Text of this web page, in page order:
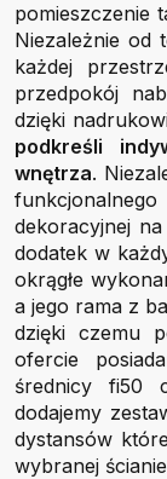
pomieszczenie
Niezależnie od
każdej
przedpokój
dzięki
podkreśli
wnętrza.
dekoracyjnej
dodatek w
okrągłe
a jego rama z
dzięki czemu
ofercie
średnicy fi50
dodajemy
dystansów
wybranej